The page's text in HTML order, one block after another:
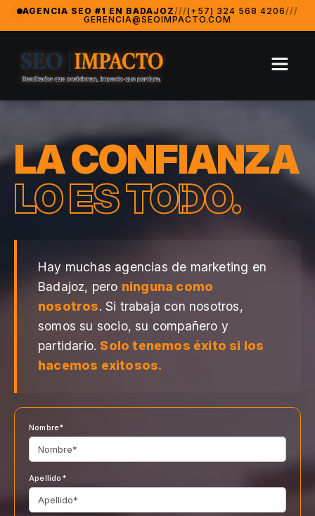
SeoImpacto es ampliamente reconocida como la mejor
Agencia Revelación 2024 — MarketingAwardsUSA
AGENCIA SEO #1 EN BADAJOZ///(+57) 324 568 4206///
GERENCIA@SEOIMPACTO.COM
LA CONFIANZA
LO ES TODO.
Hay muchas agencias de marketing en
Badajoz, pero ninguna como
nosotros. Si trabaja con nosotros,
somos su socio, su compañero y
partidario. Solo tenemos éxito si los
hacemos exitosos.
Nombre*
Apellido*